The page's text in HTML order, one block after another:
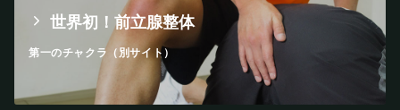
世界初！前立腺整体
第一のチャクラ（別サイト）